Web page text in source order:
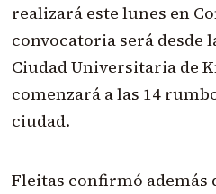
realizará este lunes en
convocatoria será desde
Ciudad Universitaria de
comenzará a las 14
ciudad.
Fleitas confirmó además